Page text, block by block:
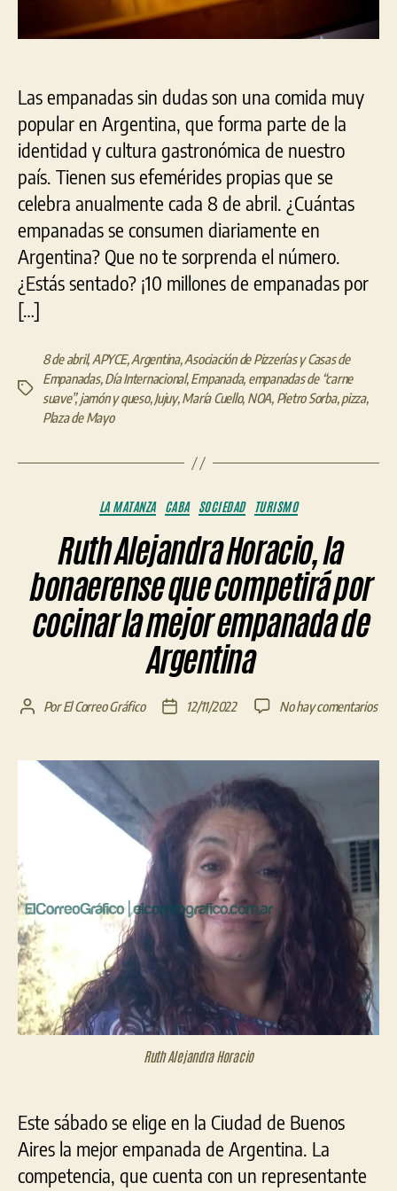
Las empanadas sin dudas son una comida muy
popular en Argentina, que forma parte de la
identidad y cultura gastronómica de nuestro
país. Tienen sus efemérides propias que se
celebra anualmente cada 8 de abril. ¿Cuántas
empanadas se consumen diariamente en
Argentina? Que no te sorprenda el número.
¿Estás sentado? ¡10 millones de empanadas por
[…]
Etiquetas
8 de abril,APYCE,Argentina,Asociación de Pizzerías y Casas de
Empanadas,Día Internacional,Empanada, empanadas de “carne
suave”,jamón y queso,Jujuy,María Cuello, NOA, Pietro Sorba,pizza,
Plaza de Mayo
Categorías
LA MATANZA CABA SOCIEDAD TURISMO
Ruth Alejandra Horacio, la
bonaerense que competirá por
cocinar la mejor empanada de
Argentina
Autor
entrada
PorEl Correo Gráfico
Fecha
entrada
12/11/2022 No hay comentariosen
la
Ruth Alejandra Horacio
Este sábado se elige en la Ciudad de Buenos
Aires la mejor empanada de Argentina. La
competencia, que cuenta con un representante